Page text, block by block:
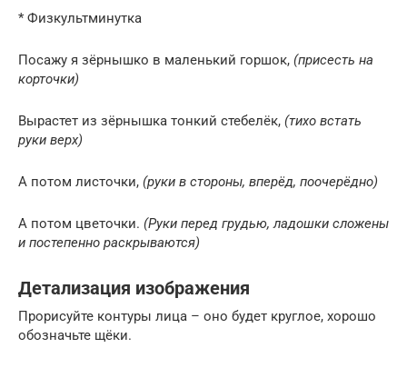
* Физкультминутка
Посажу я зёрнышко в маленький горшок, (присесть на
корточки)
Вырастет из зёрнышка тонкий стебелёк, (тихо встать
руки верх)
А потом листочки, (руки в стороны, вперёд, поочерёдно)
А потом цветочки. (Руки перед грудью, ладошки сложены
и постепенно раскрываются)
Детализация изображения
Прорисуйте контуры лица – оно будет круглое, хорошо
обозначьте щёки.